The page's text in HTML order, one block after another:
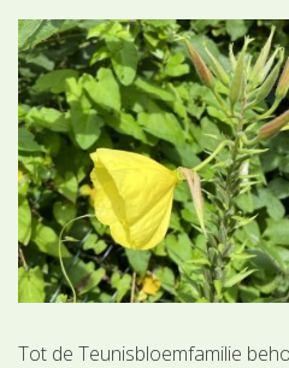
Tot de Teunisbloemfamilie